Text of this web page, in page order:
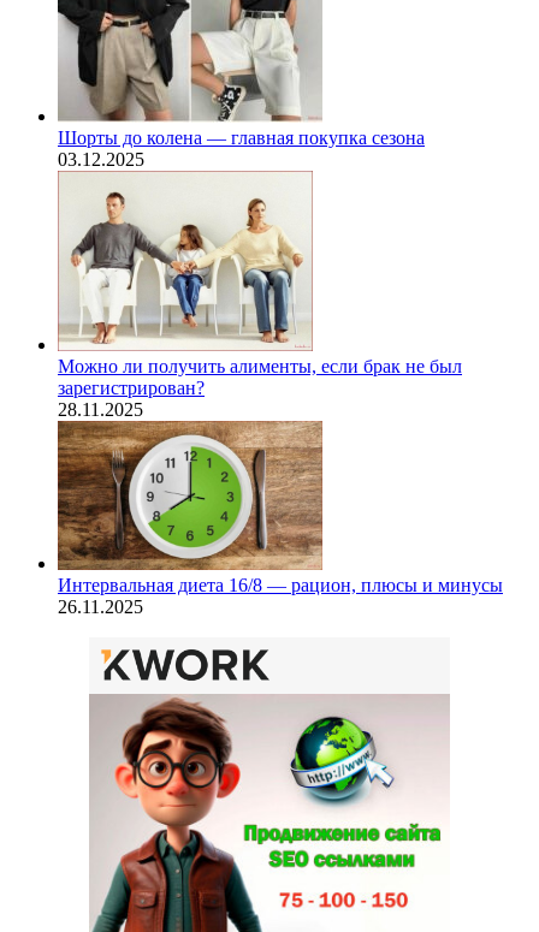
Шорты до колена — главная покупка сезона
03.12.2025
Можно ли получить алименты, если брак не был
зарегистрирован?
28.11.2025
Интервальная диета 16/8 — рацион, плюсы и минусы
26.11.2025